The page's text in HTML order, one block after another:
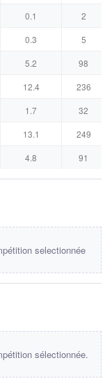
0.1
2
0.3
5
5.2
98
12.4
236
1.7
32
13.1
249
4.8 91
selectionnée
sélectionnée.